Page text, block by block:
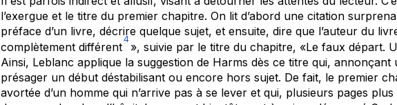
l’exergue et le titre du premier chapitre. On lit d’abord une citation
préface d’un livre, décrire quelque sujet, et ensuite, dire que l’auteur du
complètement différent
4
», suivie par le titre du chapitre, «Le faux départ.
Ainsi, Leblanc applique la suggestion de Harms dès ce titre qui, annonçant
présager un début déstabilisant ou encore hors sujet. De fait, le premier
avortée d’un homme qui n’arrive pas à se lever et qui, plusieurs pages